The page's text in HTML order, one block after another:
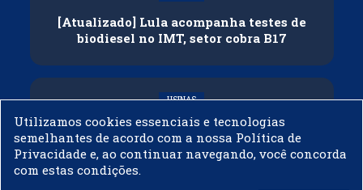
[Atualizado] Lula acompanha testes de
biodiesel no IMT, setor cobra B17
USINAS
Governo adia reunião sobre mistura de
etanol na gasolina
Utilizamos cookies essenciais e tecnologias
semelhantes de acordo com a nossa Política de
Privacidade e, ao continuar navegando, você concorda
com estas condições.